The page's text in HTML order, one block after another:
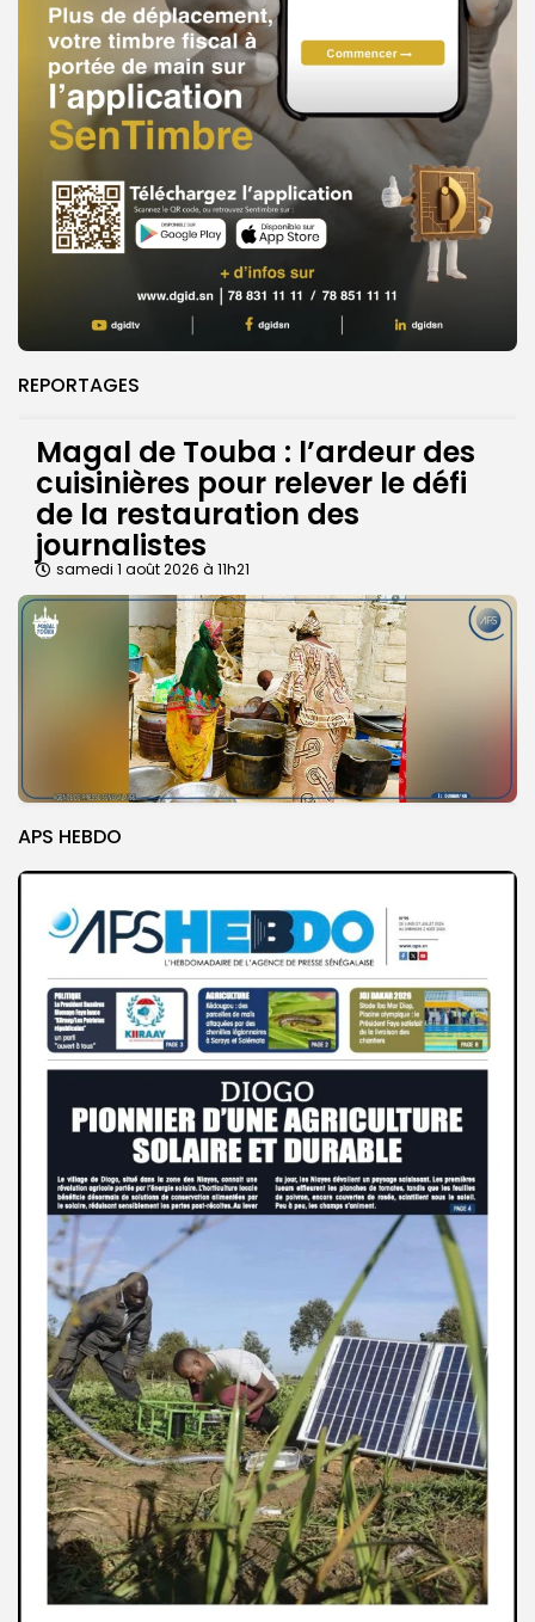
REPORTAGES
Magal de Touba : l’ardeur des
cuisinières pour relever le défi
de la restauration des
journalistes
samedi 1 août 2026 à 11h21
APS HEBDO